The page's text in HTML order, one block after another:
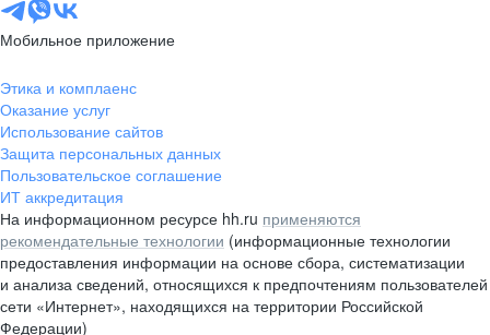
Мобильное приложение
Этика и комплаенс
Оказание услуг
Использование сайтов
Защита персональных данных
Пользовательское соглашение
ИТ аккредитация
На информационном ресурсе hh.ru применяются
рекомендательные технологии (информационные технологии
предоставления информации на основе сбора, систематизации
и анализа сведений, относящихся к предпочтениям пользователей
сети «Интернет», находящихся на территории Российской
Федерации)